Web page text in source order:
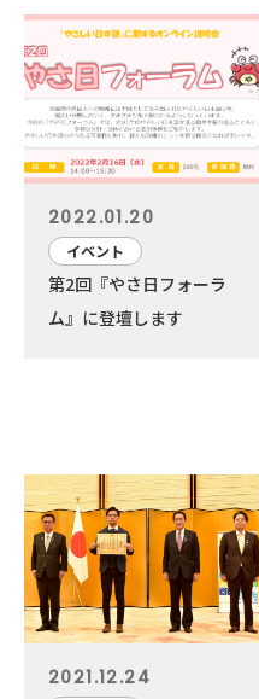
2022.01.20
イベント
第2回『やさ日フォーラ
ム』に登壇します
2021.12.24